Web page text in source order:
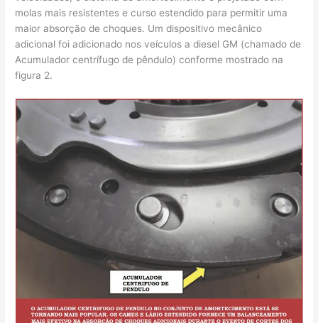
molas mais resistentes e curso estendido para permitir uma
maior absorção de choques. Um dispositivo mecânico
adicional foi adicionado nos veículos a diesel GM (chamado de
Acumulador centrífugo de pêndulo) conforme mostrado na
figura 2.